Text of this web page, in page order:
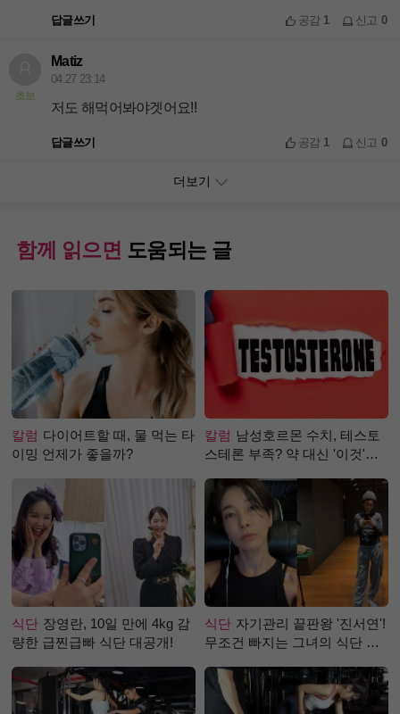
답글쓰기 공감 1 신고 0
초보
Matiz
04.27 23:14
저도 해먹어봐야겟어요!!
답글쓰기 공감 1 신고 0
더보기
함께 읽으면 도움되는 글
칼럼 다이어트할 때, 물 먹는 타
이밍 언제가 좋을까?
칼럼 남성호르몬 수치, 테스토
스테론 부족? 약 대신 '이것'으
식단 장영란, 10일 만에 4kg 감
량한 급찐급빠 식단 대공개!
식단 자기관리 끝판왕 '진서연'!
무조건 빠지는 그녀의 식단 정